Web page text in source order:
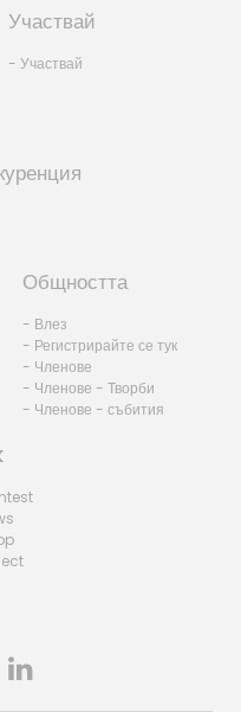
Участвай
- Участвай
Общността
- Влез
- Регистрирайте се тук
- Членове
- Членове - Творби
- Членове - събития